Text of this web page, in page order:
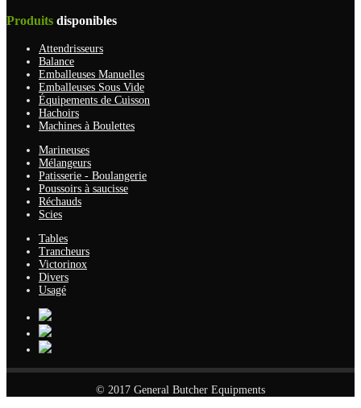
Produits disponibles
Attendrisseurs
Balance
Emballeuses Manuelles
Emballeuses Sous Vide
Équipements de Cuisson
Hachoirs
Machines à Boulettes
Marineuses
Mélangeurs
Patisserie - Boulangerie
Poussoirs à saucisse
Réchauds
Scies
Tables
Trancheurs
Victorinox
Divers
Usagé
© 2017 General Butcher Equipments